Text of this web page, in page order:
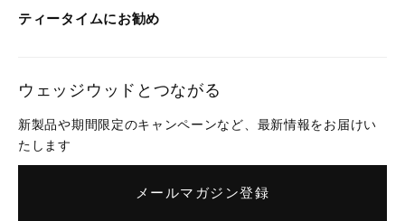
ティータイムにお勧め
ウェッジウッドとつながる
新製品や期間限定のキャンペーンなど、最新情報をお届けい
たします
メールマガジン登録